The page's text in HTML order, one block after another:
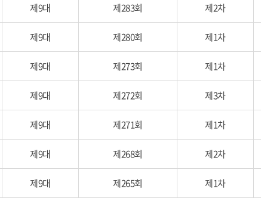
제9대 제283회 제2차
제9대 제280회 제1차
제9대 제273회 제1차
제9대 제272회 제3차
제9대 제271회 제1차
제9대 제268회 제2차
제9대 제265회 제1차